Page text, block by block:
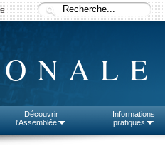
Découvrir
l'Assemblée
Informations
pratiques